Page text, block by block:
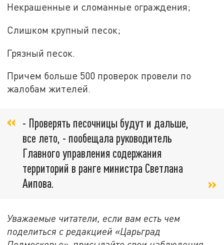
Некрашенные и сломанные ограждения;
Слишком крупный песок;
Грязный песок.
Причем больше 500 проверок провели по
жалобам жителей.
- Проверять песочницы будут и дальше,
все лето, - пообещала руководитель
Главного управления содержания
территорий в ранге министра Светлана
Аипова.
Уважаемые читатели, если вам есть чем
поделиться с редакцией «Царьград